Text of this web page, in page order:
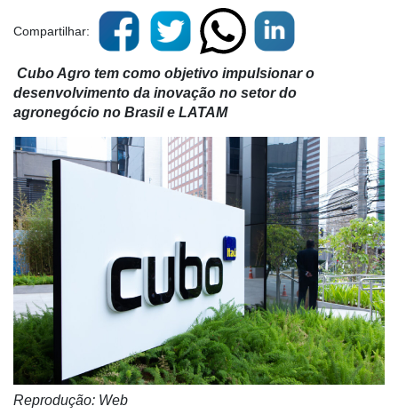
Compartilhar:
Cubo Agro tem como objetivo impulsionar o
desenvolvimento da inovação no setor do
agronegócio no Brasil e LATAM
Reprodução: Web